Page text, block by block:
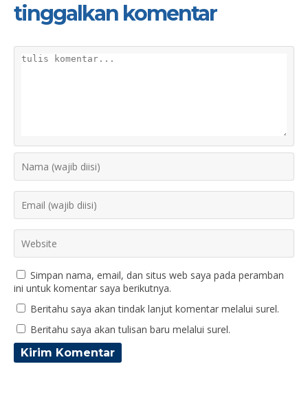
tinggalkan komentar
Simpan nama, email, dan situs web saya pada peramban
ini untuk komentar saya berikutnya.
Beritahu saya akan tindak lanjut komentar melalui surel.
Beritahu saya akan tulisan baru melalui surel.